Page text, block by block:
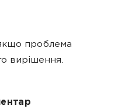
проблема
вирішення.